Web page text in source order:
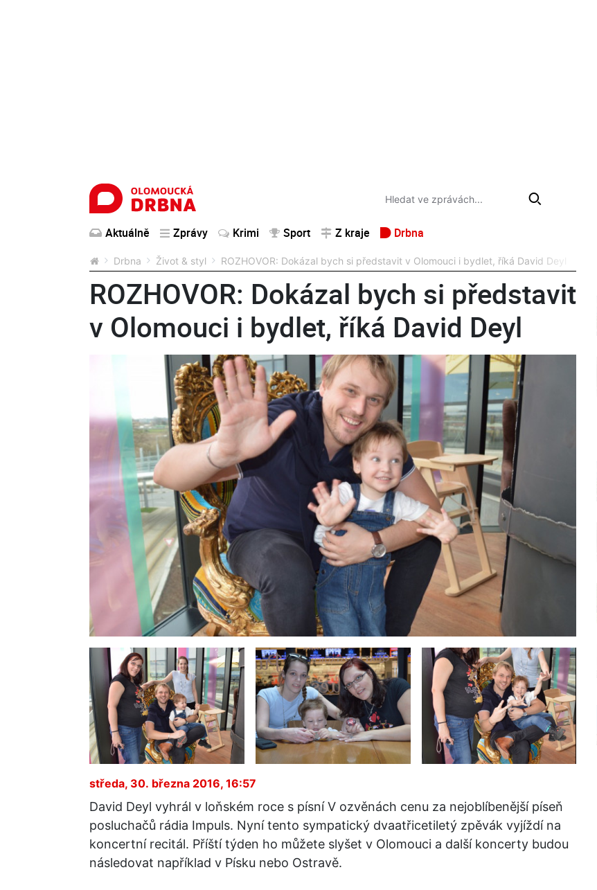
Aktuálně Zprávy Krimi Sport Z kraje Drbna
Drbna Život & styl ROZHOVOR: Dokázal bych si představit v Olomouci i bydlet, říká David Deyl
ROZHOVOR: Dokázal bych si představit
v Olomouci i bydlet, říká David Deyl
středa, 30. března 2016, 16:57
David Deyl vyhrál v loňském roce s písní V ozvěnách cenu za nejoblíbenější píseň
posluchačů rádia Impuls. Nyní tento sympatický dvaatřicetiletý zpěvák vyjíždí na
koncertní recitál. Příští týden ho můžete slyšet v Olomouci a další koncerty budou
následovat například v Písku nebo Ostravě.